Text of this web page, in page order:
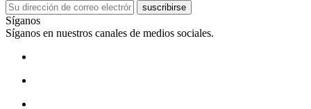
suscribirse
Síganos
Síganos en nuestros canales de medios sociales.